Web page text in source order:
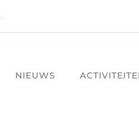
NIEUWS